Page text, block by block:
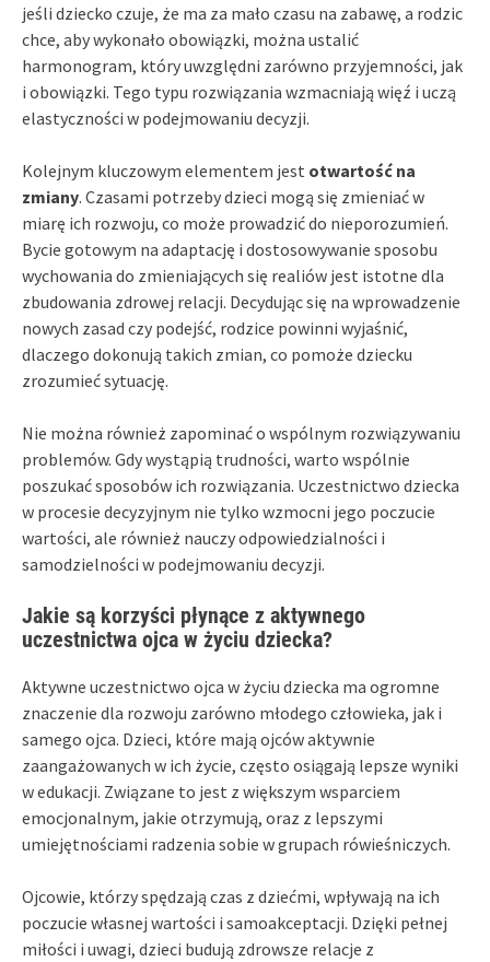
jeśli dziecko czuje, że ma za mało czasu na zabawę, a rodzic
chce, aby wykonało obowiązki, można ustalić
harmonogram, który uwzględni zarówno przyjemności, jak
i obowiązki. Tego typu rozwiązania wzmacniają więź i uczą
elastyczności w podejmowaniu decyzji.
Kolejnym kluczowym elementem jest otwartość na
zmiany. Czasami potrzeby dzieci mogą się zmieniać w
miarę ich rozwoju, co może prowadzić do nieporozumień.
Bycie gotowym na adaptację i dostosowywanie sposobu
wychowania do zmieniających się realiów jest istotne dla
zbudowania zdrowej relacji. Decydując się na wprowadzenie
nowych zasad czy podejść, rodzice powinni wyjaśnić,
dlaczego dokonują takich zmian, co pomoże dziecku
zrozumieć sytuację.
Nie można również zapominać o wspólnym rozwiązywaniu
problemów. Gdy wystąpią trudności, warto wspólnie
poszukać sposobów ich rozwiązania. Uczestnictwo dziecka
w procesie decyzyjnym nie tylko wzmocni jego poczucie
wartości, ale również nauczy odpowiedzialności i
samodzielności w podejmowaniu decyzji.
Jakie są korzyści płynące z aktywnego
uczestnictwa ojca w życiu dziecka?
Aktywne uczestnictwo ojca w życiu dziecka ma ogromne
znaczenie dla rozwoju zarówno młodego człowieka, jak i
samego ojca. Dzieci, które mają ojców aktywnie
zaangażowanych w ich życie, często osiągają lepsze wyniki
w edukacji. Związane to jest z większym wsparciem
emocjonalnym, jakie otrzymują, oraz z lepszymi
umiejętnościami radzenia sobie w grupach rówieśniczych.
Ojcowie, którzy spędzają czas z dziećmi, wpływają na ich
poczucie własnej wartości i samoakceptacji. Dzięki pełnej
miłości i uwagi, dzieci budują zdrowsze relacje z